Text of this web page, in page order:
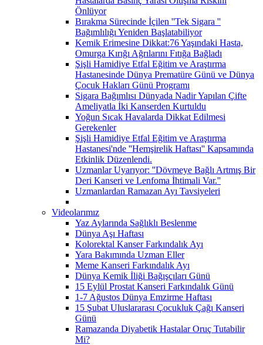
Önlüyor
Bırakma Sürecinde İçilen ''Tek Sigara ''
Bağımlılığı Yeniden Başlatabiliyor
Kemik Erimesine Dikkat:76 Yaşındaki Hasta,
Omurga Kırığı Ağrılarını Fıtığa Bağladı
Şişli Hamidiye Etfal Eğitim ve Araştırma
Hastanesinde Dünya Prematüre Günü ve Dünya
Çocuk Hakları Günü Programı
Sigara Bağımlısı Dünyada Nadir Yapılan Çifte
Ameliyatla İki Kanserden Kurtuldu
Yoğun Sıcak Havalarda Dikkat Edilmesi
Gerekenler
Şişli Hamidiye Etfal Eğitim ve Araştırma
Hastanesi'nde ''Hemşirelik Haftası'' Kapsamında
Etkinlik Düzenlendi.
Uzmanlar Uyarıyor: ''Dövmeye Bağlı Artmış Bir
Deri Kanseri ve Lenfoma İhtimali Var.''
Uzmanlardan Ramazan Ayı Tavsiyeleri
Videolarımız
Yaz Aylarında Sağlıklı Beslenme
Dünya Aşı Haftası
Kolorektal Kanser Farkındalık Ayı
Yara Bakımında Uzman Eller
Meme Kanseri Farkındalık Ayı
Dünya Kemik İliği Bağışçıları Günü
15 Eylül Prostat Kanseri Farkındalık Günü
1-7 Ağustos Dünya Emzirme Haftası
15 Şubat Uluslararası Çocukluk Çağı Kanseri
Günü
Ramazanda Diyabetik Hastalar Oruç Tutabilir
Mi?